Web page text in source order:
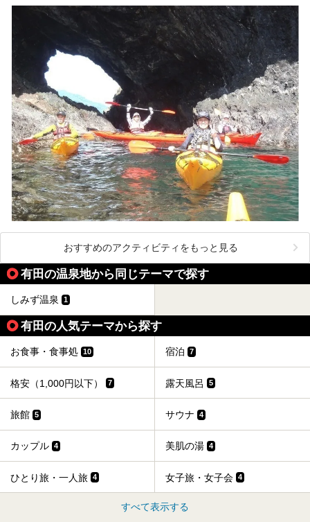
おすすめのアクティビティをもっと見る
有田の温泉地から同じテーマで探す
しみず温泉 1
有田の人気テーマから探す
お食事・食事処 10 宿泊 7
格安（1,000円以下） 7 露天風呂 5
旅館 5 サウナ 4
カップル 4 美肌の湯 4
ひとり旅・一人旅 4 女子旅・女子会 4
すべて表示する